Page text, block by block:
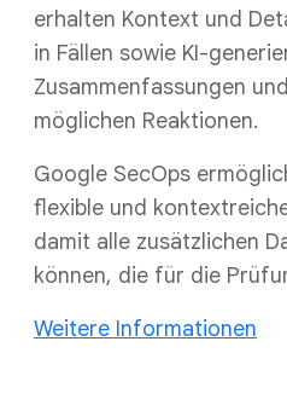
erhalten Kontext und
in Fällen sowie KI-
Zusammenfassungen
möglichen Reaktionen.
Google SecOps
flexible und
damit alle zusätzlichen
können, die für die
Weitere Informationen